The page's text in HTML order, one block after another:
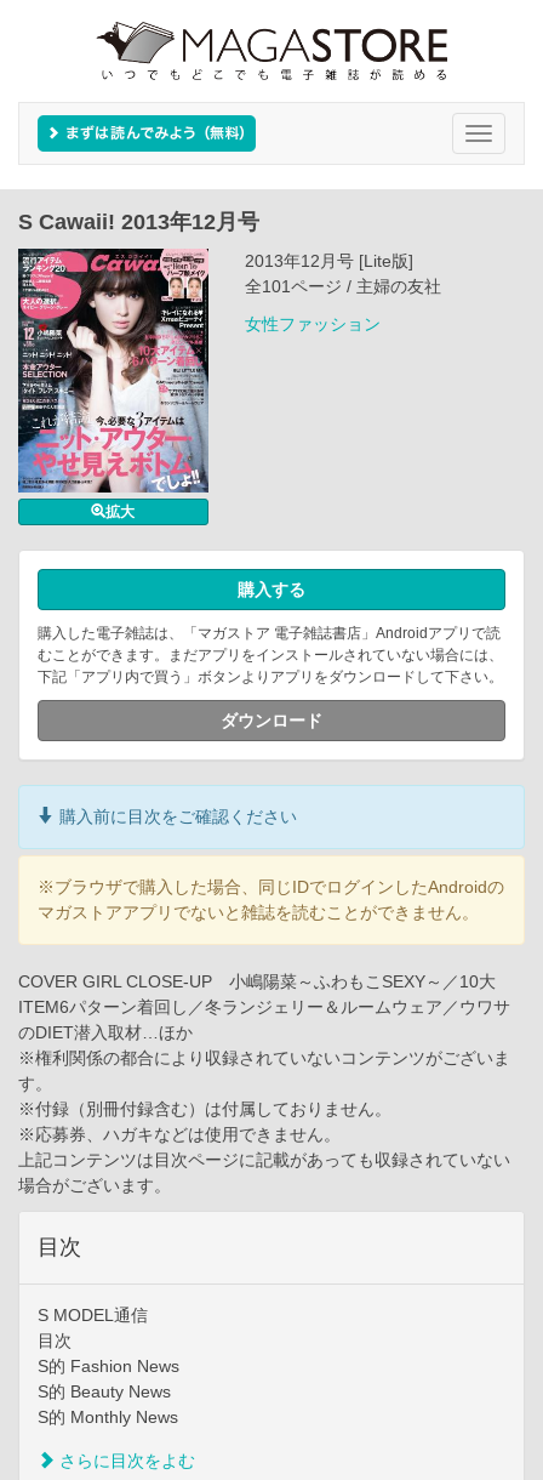
Toggle
S Cawaii! 2013年12月号
拡大
2013年12月号 [Lite版]
全101ページ / 主婦の友社
女性ファッション
購入する
購入した電子雑誌は、「マガストア 電子雑誌書店」Androidアプリで読
むことができます。まだアプリをインストールされていない場合には、
下記「アプリ内で買う」ボタンよりアプリをダウンロードして下さい。
ダウンロード
購入前に目次をご確認ください
※ブラウザで購入した場合、同じIDでログインしたAndroidの
マガストアアプリでないと雑誌を読むことができません。
COVER GIRL CLOSE-UP 小嶋陽菜～ふわもこSEXY～／10大
ITEM6パターン着回し／冬ランジェリー＆ルームウェア／ウワサ
のDIET潜入取材…ほか
※権利関係の都合により収録されていないコンテンツがございま
す。
※付録（別冊付録含む）は付属しておりません。
※応募券、ハガキなどは使用できません。
上記コンテンツは目次ページに記載があっても収録されていない
場合がございます。
目次
S MODEL通信
目次
S的 Fashion News
S的 Beauty News
S的 Monthly News
さらに目次をよむ